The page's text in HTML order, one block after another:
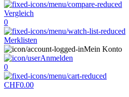
Vergleich
0
Merklisten
Mein Konto
Anmelden
0
CHF0.00